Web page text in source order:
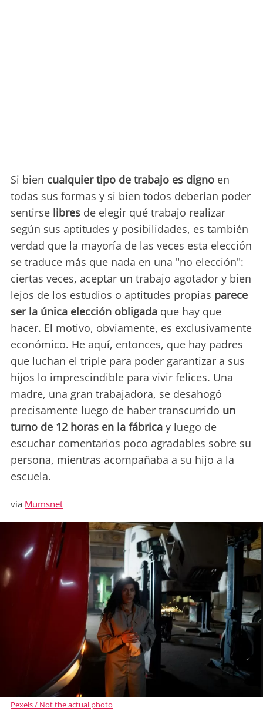
Si bien cualquier tipo de trabajo es digno en
todas sus formas y si bien todos deberían poder
sentirse libres de elegir qué trabajo realizar
según sus aptitudes y posibilidades, es también
verdad que la mayoría de las veces esta elección
se traduce más que nada en una "no elección":
ciertas veces, aceptar un trabajo agotador y bien
lejos de los estudios o aptitudes propias parece
ser la única elección obligada que hay que
hacer. El motivo, obviamente, es exclusivamente
económico. He aquí, entonces, que hay padres
que luchan el triple para poder garantizar a sus
hijos lo imprescindible para vivir felices. Una
madre, una gran trabajadora, se desahogó
precisamente luego de haber transcurrido un
turno de 12 horas en la fábrica y luego de
escuchar comentarios poco agradables sobre su
persona, mientras acompañaba a su hijo a la
escuela.
via Mumsnet
Pexels / Not the actual photo